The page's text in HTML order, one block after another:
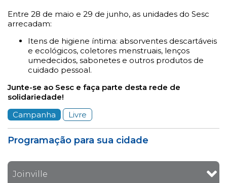
Entre 28 de maio e 29 de junho, as unidades do Sesc
arrecadam:
Itens de higiene íntima: absorventes descartáveis
e ecológicos, coletores menstruais, lenços
umedecidos, sabonetes e outros produtos de
cuidado pessoal.
Junte-se ao Sesc e faça parte desta rede de
solidariedade!
Campanha
Livre
Programação para sua cidade
Joinville